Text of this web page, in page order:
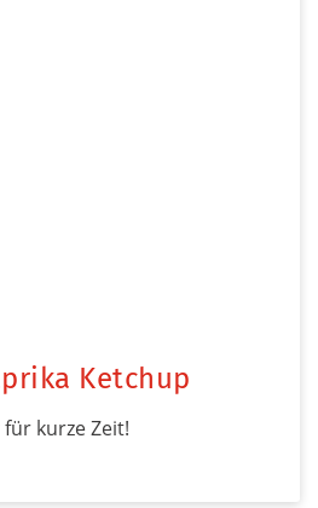
Ketchup
kurze Zeit!